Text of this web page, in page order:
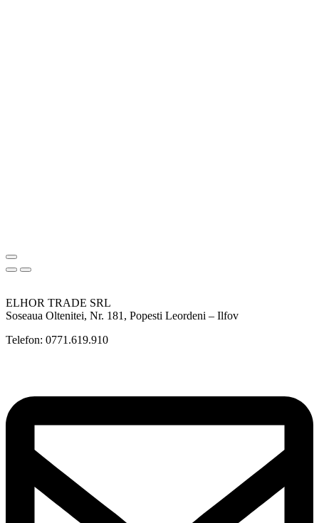
ELHOR TRADE SRL
Soseaua Oltenitei, Nr. 181, Popesti Leordeni – Ilfov
Telefon: 0771.619.910